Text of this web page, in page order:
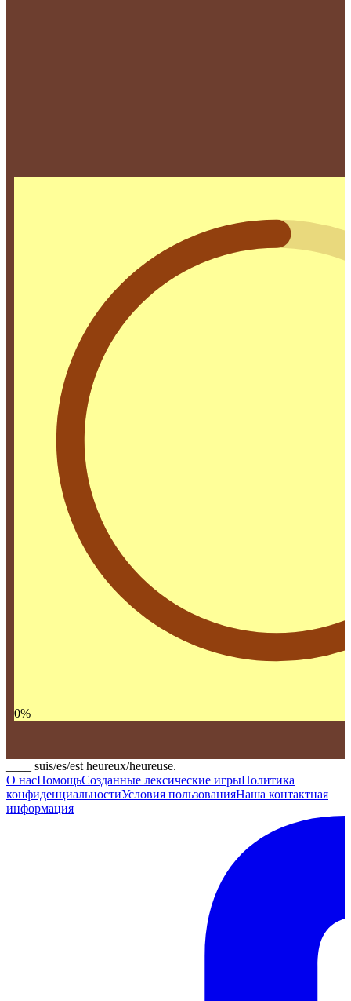
0%
____ suis/es/est heureux/heureuse.
О насПомощьСозданные лексические игрыПолитика
конфиденциальностиУсловия пользованияНаша контактная
информация